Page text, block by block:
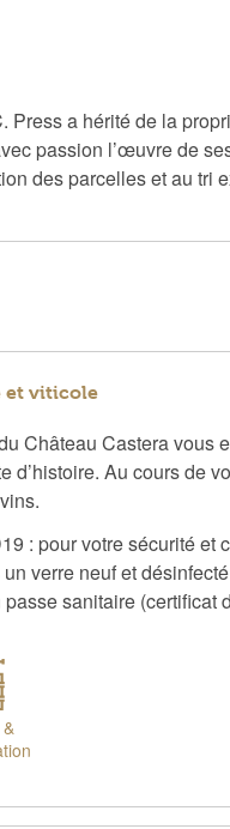
Press a hérité de la
passion l’œuvre de
des parcelles et au tri
et viticole
Château Castera vous
d’histoire. Au cours de
: pour votre sécurité
verre neuf et
passe sanitaire